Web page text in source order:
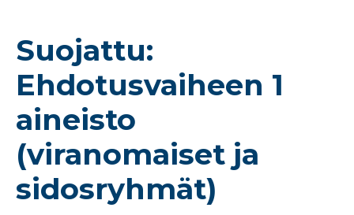
Suojattu:
Ehdotusvaiheen 1
aineisto
(viranomaiset ja
sidosryhmät)